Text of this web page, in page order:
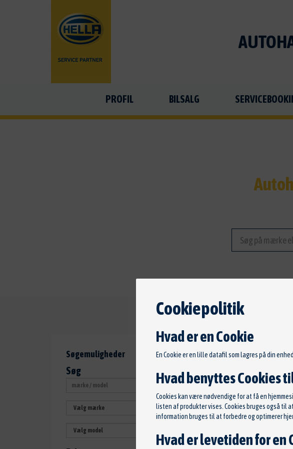
PROFIL BILSALG
2 matchende biler
Søgemuligheder
Søg
Cookiepolitik
Hvad er en Cookie
En Cookie er en lille datafil som lagres på din
Hvad benyttes Cookies
Cookies kan være nødvendige for at få en
listen af produkter vises. Cookies bruges også til
information bruges til at forbedre og optimerer
Hvad er levetiden for en